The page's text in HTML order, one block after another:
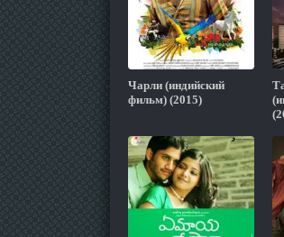
Чарли (индийский
фильм) (2015)